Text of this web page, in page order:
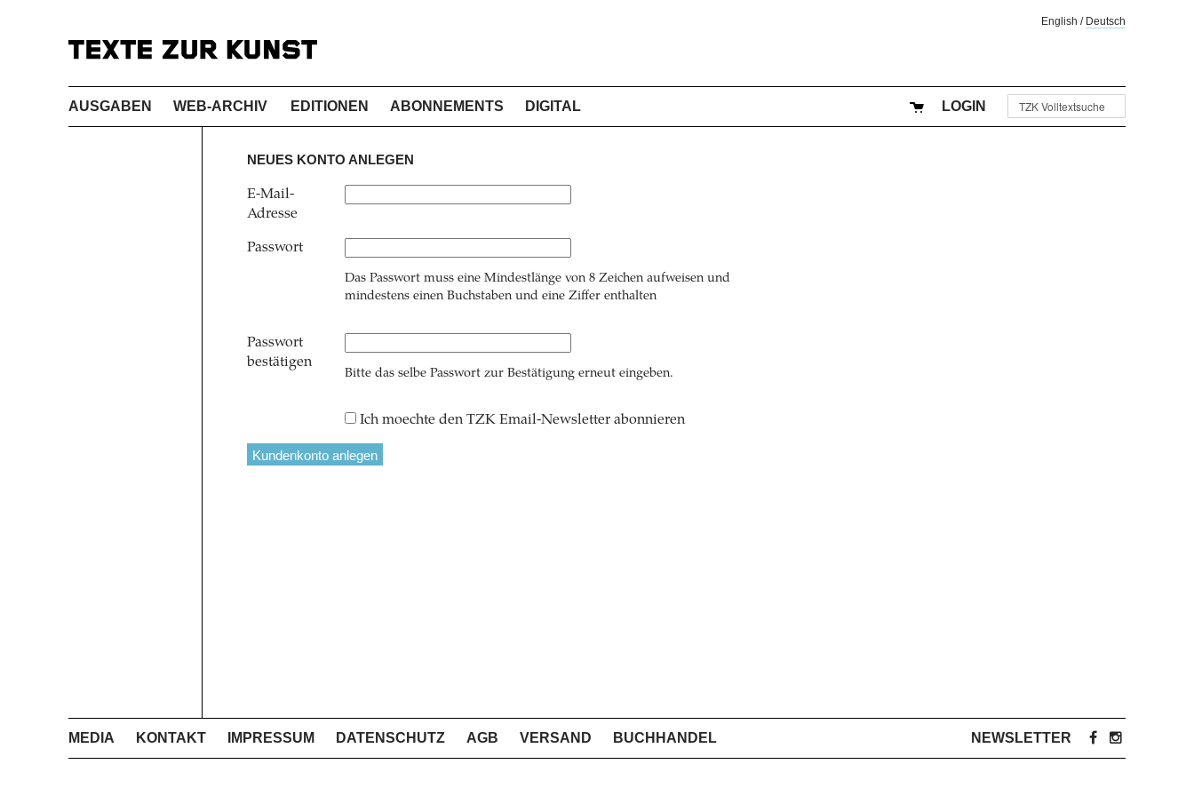
English / Deutsch
AUSGABEN WEB-ARCHIV EDITIONEN ABONNEMENTS DIGITAL LOGIN
NEUES KONTO ANLEGEN
E-Mail-
Adresse
Passwort
Das Passwort muss eine Mindestlänge von 8 Zeichen aufweisen und
mindestens einen Buchstaben und eine Ziffer enthalten
Passwort
bestätigen
Bitte das selbe Passwort zur Bestätigung erneut eingeben.
Ich moechte den TZK Email-Newsletter abonnieren
MEDIA KONTAKT IMPRESSUM DATENSCHUTZ AGB VERSAND BUCHHANDEL NEWSLETTER